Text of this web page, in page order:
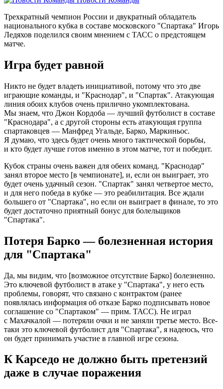
Трехкратный чемпион России и двукратный обладатель
национального кубка в составе московского "Спартака" Игорь
Ледяхов поделился своим мнением с ТАСС о предстоящем
матче.
Игра будет равной
Никто не будет владеть инициативой, потому что это две
играющие команды, и "Краснодар", и "Спартак". Атакующая
линия обоих клубов очень прилично укомплектована.
Мы знаем, что Джон Кордоба — лучший футболист в составе
"Краснодара", а с другой стороны есть атакующая группа
спартаковцев — Манфред Угальде, Барко, Маркиньос.
Я думаю, что здесь будет очень много тактической борьбы,
и кто будет лучше готов именно в этом матче, тот и победит.
Кубок страны очень важен для обеих команд. "Краснодар"
занял второе место [в чемпионате], и, если он выиграет, это
будет очень удачный сезон. "Спартак" занял четвертое место,
и для него победа в кубке — это реабилитация. Все ждали
большего от "Спартака", но если он выиграет в финале, то это
будет достаточно приятный бонус для болельщиков
"Спартака".
Потеря Барко — болезненная история
для "Спартака"
Да, мы видим, что [возможное отсутствие Барко] болезненно.
Это ключевой футболист в атаке у "Спартака", у него есть
проблемы, говорят, что связано с контрактом (ранее
появлялась информация об отказе Барко подписывать новое
соглашение со "Спартаком" — прим. ТАСС). Не играл
с Махачкалой — потеряли очки и не заняли третье место. Все-
таки это ключевой футболист для "Спартака", я надеюсь, что
он будет принимать участие в главной игре сезона.
К Карседо не должно быть претензий
даже в случае поражения